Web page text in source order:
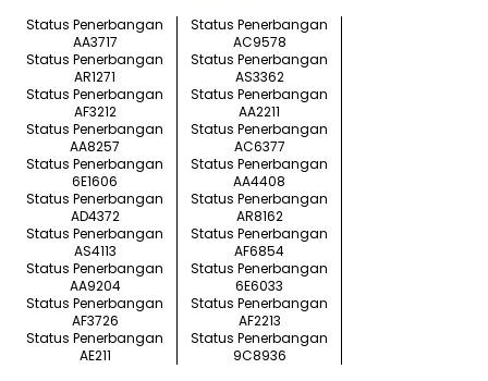
Status Penerbangan
AA3717
Status Penerbangan
AC9578
Status Penerbangan
AR1271
Status Penerbangan
AS3362
Status Penerbangan
AF3212
Status Penerbangan
AA2211
Status Penerbangan
AA8257
Status Penerbangan
AC6377
Status Penerbangan
6E1606
Status Penerbangan
AA4408
Status Penerbangan
AD4372
Status Penerbangan
AR8162
Status Penerbangan
AS4113
Status Penerbangan
AF6854
Status Penerbangan
AA9204
Status Penerbangan
6E6033
Status Penerbangan
AF3726
Status Penerbangan
AF2213
Status Penerbangan
AE211
Status Penerbangan
9C8936